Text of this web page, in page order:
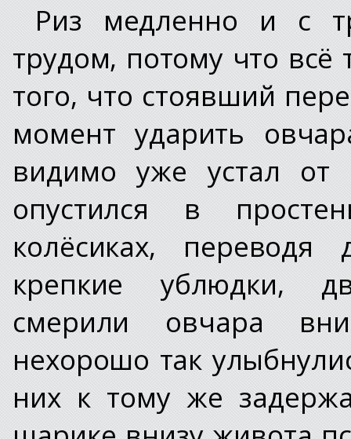
Риз медленно и с
трудом, потому что всё
того, что стоявший
момент ударить
видимо уже устал от
опустился в
колёсиках,
крепкие ублюдки,
смерили овчара
нехорошо так
них к тому же